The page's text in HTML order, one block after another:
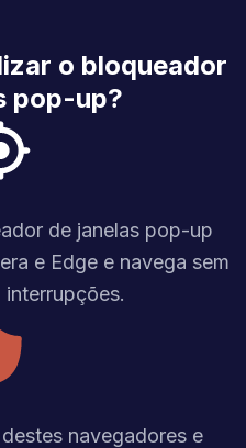
o bloqueador
pop-up?
de janelas pop-up
e Edge e navega sem
interrupções.
navegadores e